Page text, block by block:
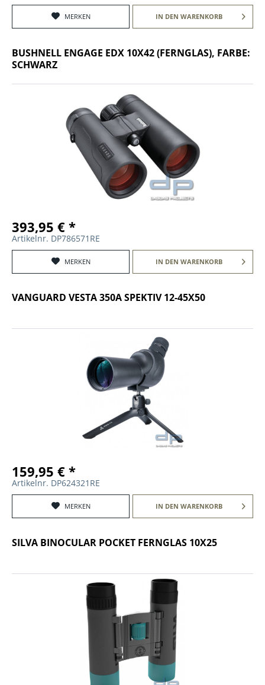
MERKEN IN DEN WARENKORB
BUSHNELL ENGAGE EDX 10X42 (FERNGLAS), FARBE:
SCHWARZ
393,95 € *
Artikelnr. DP786571RE
MERKEN IN DEN WARENKORB
VANGUARD VESTA 350A SPEKTIV 12-45X50
159,95 € *
Artikelnr. DP624321RE
MERKEN IN DEN WARENKORB
SILVA BINOCULAR POCKET FERNGLAS 10X25